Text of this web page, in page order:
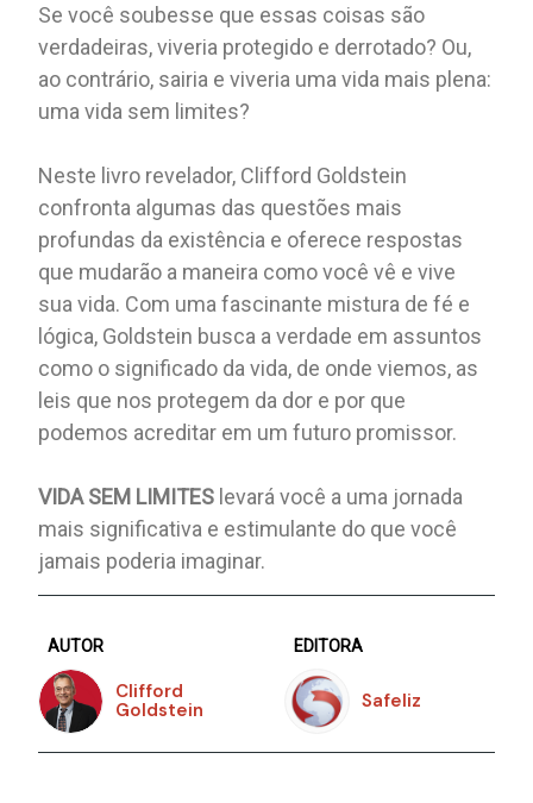
Se você soubesse que essas coisas são
verdadeiras, viveria protegido e derrotado? Ou,
ao contrário, sairia e viveria uma vida mais plena:
uma vida sem limites?
Neste livro revelador, Clifford Goldstein
confronta algumas das questões mais
profundas da existência e oferece respostas
que mudarão a maneira como você vê e vive
sua vida. Com uma fascinante mistura de fé e
lógica, Goldstein busca a verdade em assuntos
como o significado da vida, de onde viemos, as
leis que nos protegem da dor e por que
podemos acreditar em um futuro promissor.
VIDA SEM LIMITES levará você a uma jornada
mais significativa e estimulante do que você
jamais poderia imaginar.
AUTOR
Clifford
Goldstein
EDITORA
Safeliz